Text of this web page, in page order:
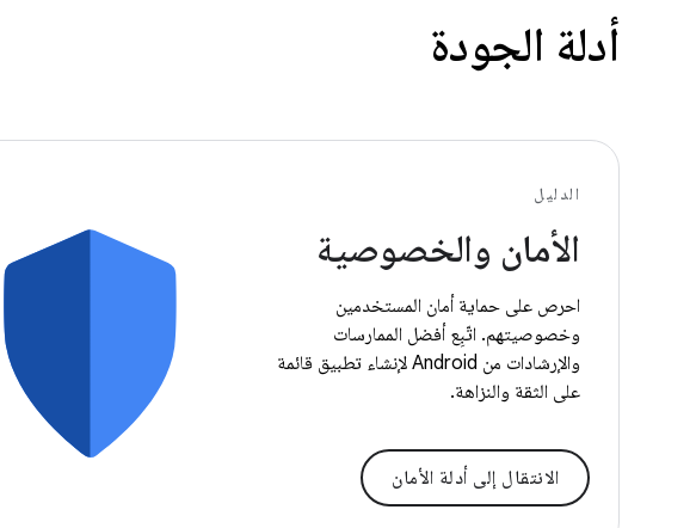
أدلة الجودة
الدليل
الأمان والخصوصية
احرص على حماية أمان المستخدمين
وخصوصيتهم. اتّبِع أفضل الممارسات
والإرشادات من Android لإنشاء تطبيق قائمة
على الثقة والنزاهة.
الانتقال إلى أدلة الأمان